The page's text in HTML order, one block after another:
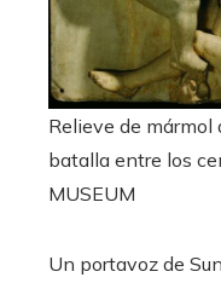
Relieve de mármol
batalla entre los
MUSEUM
Un portavoz de